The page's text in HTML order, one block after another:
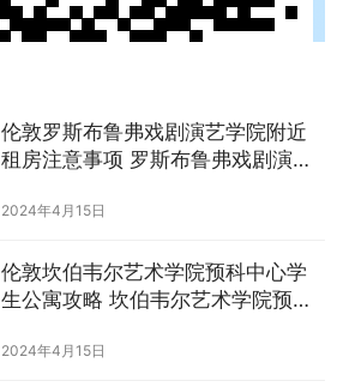
伦敦罗斯布鲁弗戏剧演艺学院附近
租房注意事项 罗斯布鲁弗戏剧演艺
2024年4月15日
伦敦坎伯韦尔艺术学院预科中心学
生公寓攻略 坎伯韦尔艺术学院预科
2024年4月15日